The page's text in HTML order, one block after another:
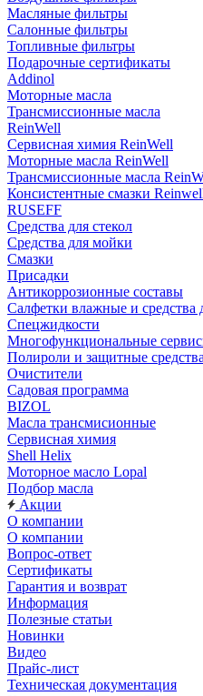
Масляные фильтры
Салонные фильтры
Топливные фильтры
Подарочные сертификаты
Addinol
Моторные масла
Трансмиссионные масла
ReinWell
Сервисная химия ReinWell
Моторные масла ReinWell
Трансмиссионные масла
Консистентные смазки
RUSEFF
Средства для стекол
Средства для мойки
Смазки
Присадки
Антикоррозионные составы
Салфетки влажные и средства
Спецжидкости
Многофункциональные
Полироли и защитные средства
Очистители
Садовая программа
BIZOL
Масла трансмисионные
Сервисная химия
Shell Helix
Моторное масло Lopal
Подбор масла
Акции
О компании
О компании
Вопрос-ответ
Сертификаты
Гарантия и возврат
Информация
Полезные статьи
Новинки
Видео
Прайс-лист
Техническая документация